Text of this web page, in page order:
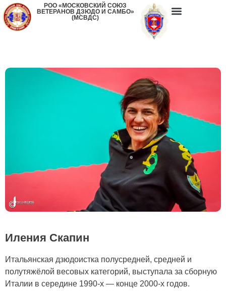
РОО «МОСКОВСКИЙ СОЮЗ
ВЕТЕРАНОВ ДЗЮДО И САМБО»
(МСВДС)
Иления Скапин
Итальянская дзюдоистка полусредней, средней и
полутяжёлой весовых категорий, выступала за сборную
Италии в середине 1990-х — конце 2000-х годов.